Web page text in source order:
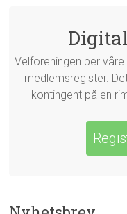
Velforeningen ber
medlemsregister.
kontingent på en